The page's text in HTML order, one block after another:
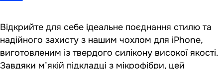
Відкрийте для себе ідеальне поєднання стилю та
надійного захисту з нашим чохлом для iPhone,
виготовленим із твердого силікону високої якості.
Завдяки м’якій підкладці з мікрофібри, цей